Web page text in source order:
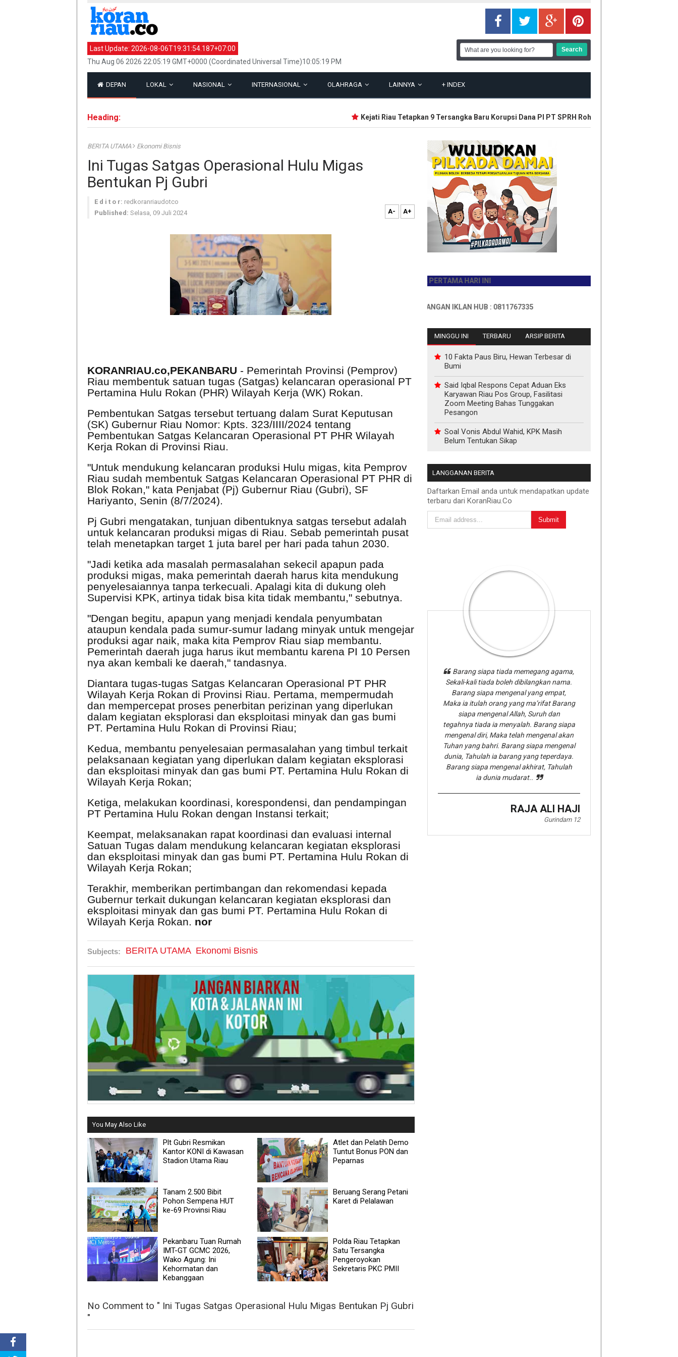
Last Update: 2026-08-06T19:31:54.187+07:00
Thu Aug 06 2026 22:05:19 GMT+0000 (Coordinated Universal Time)10:05:19 PM
DEPAN LOKAL NASIONAL INTERNASIONAL OLAHRAGA LAINNYA + INDEX
Heading: Kejati Riau Tetapkan 9 Tersangka Baru Korupsi Dana PI PT SPRH Rohil
BERITA UTAMA Ekonomi Bisnis
Ini Tugas Satgas Operasional Hulu Migas
Bentukan Pj Gubri
E d i t o r: redkoranriaudotco
Published: Selasa, 09 Juli 2024 A- A+
KORANRIAU.co,PEKANBARU - Pemerintah Provinsi (Pemprov)
Riau membentuk satuan tugas (Satgas) kelancaran operasional PT
Pertamina Hulu Rokan (PHR) Wilayah Kerja (WK) Rokan.
Pembentukan Satgas tersebut tertuang dalam Surat Keputusan
(SK) Gubernur Riau Nomor: Kpts. 323/IIII/2024 tentang
Pembentukan Satgas Kelancaran Operasional PT PHR Wilayah
Kerja Rokan di Provinsi Riau.
"Untuk mendukung kelancaran produksi Hulu migas, kita Pemprov
Riau sudah membentuk Satgas Kelancaran Operasional PT PHR di
Blok Rokan," kata Penjabat (Pj) Gubernur Riau (Gubri), SF
Hariyanto, Senin (8/7/2024).
Pj Gubri mengatakan, tunjuan dibentuknya satgas tersebut adalah
untuk kelancaran produksi migas di Riau. Sebab pemerintah pusat
telah menetapkan target 1 juta barel per hari pada tahun 2030.
"Jadi ketika ada masalah permasalahan sekecil apapun pada
produksi migas, maka pemerintah daerah harus kita mendukung
penyelesaiannya tanpa terkecuali. Apalagi kita di dukung oleh
Supervisi KPK, artinya tidak bisa kita tidak membantu," sebutnya.
"Dengan begitu, apapun yang menjadi kendala penyumbatan
ataupun kendala pada sumur-sumur ladang minyak untuk mengejar
produksi agar naik, maka kita Pemprov Riau siap membantu.
Pemerintah daerah juga harus ikut membantu karena PI 10 Persen
nya akan kembali ke daerah," tandasnya.
Diantara tugas-tugas Satgas Kelancaran Operasional PT PHR
Wilayah Kerja Rokan di Provinsi Riau. Pertama, mempermudah
dan mempercepat proses penerbitan perizinan yang diperlukan
dalam kegiatan eksplorasi dan eksploitasi minyak dan gas bumi
PT. Pertamina Hulu Rokan di Provinsi Riau;
Kedua, membantu penyelesaian permasalahan yang timbul terkait
pelaksanaan kegiatan yang diperlukan dalam kegiatan eksplorasi
dan eksploitasi minyak dan gas bumi PT. Pertamina Hulu Rokan di
Wilayah Kerja Rokan;
Ketiga, melakukan koordinasi, korespondensi, dan pendampingan
PT Pertamina Hulu Rokan dengan Instansi terkait;
Keempat, melaksanakan rapat koordinasi dan evaluasi internal
Satuan Tugas dalam mendukung kelancaran kegiatan eksplorasi
dan eksploitasi minyak dan gas bumi PT. Pertamina Hulu Rokan di
Wilayah Kerja Rokan;
Terakhir, memberikan pertimbangan dan rekomendasi kepada
Gubernur terkait dukungan kelancaran kegiatan eksplorasi dan
eksploitasi minyak dan gas bumi PT. Pertamina Hulu Rokan di
Wilayah Kerja Rokan. nor
Subjects: BERITA UTAMA Ekonomi Bisnis
You May Also Like
Plt Gubri Resmikan
Kantor KONI di Kawasan
Stadion Utama Riau
Atlet dan Pelatih Demo
Tuntut Bonus PON dan
Peparnas
Tanam 2.500 Bibit
Pohon Sempena HUT
ke-69 Provinsi Riau
Beruang Serang Petani
Karet di Pelalawan
Pekanbaru Tuan Rumah
IMT-GT GCMC 2026,
Wako Agung: Ini
Kehormatan dan
Kebanggaan
Polda Riau Tetapkan
Satu Tersangka
Pengeroyokan
Sekretaris PKC PMII
No Comment to " Ini Tugas Satgas Operasional Hulu Migas Bentukan Pj Gubri
"
JADILAH PEMBACA PERTAMA HARI INI
INFO PEMASANGAN IKLAN HUB : 0811767335
MINGGU INI TERBARU ARSIP BERITA
10 Fakta Paus Biru, Hewan Terbesar di
Bumi
Said Iqbal Respons Cepat Aduan Eks
Karyawan Riau Pos Group, Fasilitasi
Zoom Meeting Bahas Tunggakan
Pesangon
Soal Vonis Abdul Wahid, KPK Masih
Belum Tentukan Sikap
LANGGANAN BERITA
Daftarkan Email anda untuk mendapatkan update
terbaru dari KoranRiau.Co
Barang siapa tiada memegang agama,
Sekali-kali tiada boleh dibilangkan nama.
Barang siapa mengenal yang empat,
Maka ia itulah orang yang ma’rifat Barang
siapa mengenal Allah, Suruh dan
tegahnya tiada ia menyalah. Barang siapa
mengenal diri, Maka telah mengenal akan
Tuhan yang bahri. Barang siapa mengenal
dunia, Tahulah ia barang yang teperdaya.
Barang siapa mengenal akhirat, Tahulah
ia dunia mudarat..
RAJA ALI HAJI
Gurindam 12